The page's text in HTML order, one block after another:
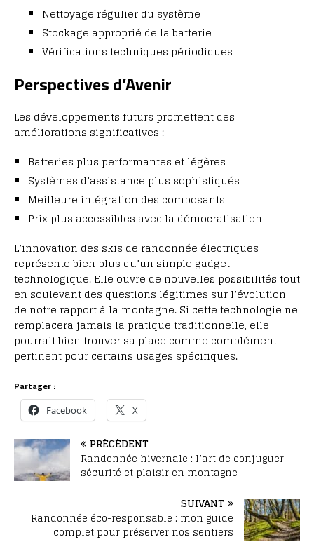
Nettoyage régulier du système
Stockage approprié de la batterie
Vérifications techniques périodiques
Perspectives d’Avenir
Les développements futurs promettent des
améliorations significatives :
Batteries plus performantes et légères
Systèmes d’assistance plus sophistiqués
Meilleure intégration des composants
Prix plus accessibles avec la démocratisation
L’innovation des skis de randonnée électriques
représente bien plus qu’un simple gadget
technologique. Elle ouvre de nouvelles possibilités tout
en soulevant des questions légitimes sur l’évolution
de notre rapport à la montagne. Si cette technologie ne
remplacera jamais la pratique traditionnelle, elle
pourrait bien trouver sa place comme complément
pertinent pour certains usages spécifiques.
Partager :
Facebook X
PRÉCÉDENT
Randonnée hivernale : l’art de conjuguer
sécurité et plaisir en montagne
SUIVANT
Randonnée éco-responsable : mon guide
complet pour préserver nos sentiers